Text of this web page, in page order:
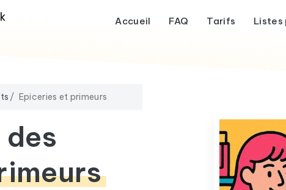
Accueil FAQ Tarifs Listes
Epiceries et primeurs